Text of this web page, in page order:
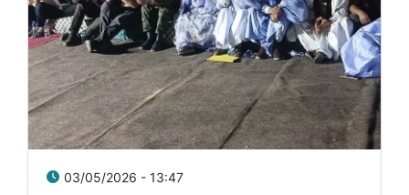
03/05/2026 - 13:47